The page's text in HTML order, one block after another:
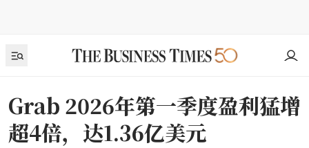
Grab 2026年第一季度盈利猛增
超4倍，达1.36亿美元